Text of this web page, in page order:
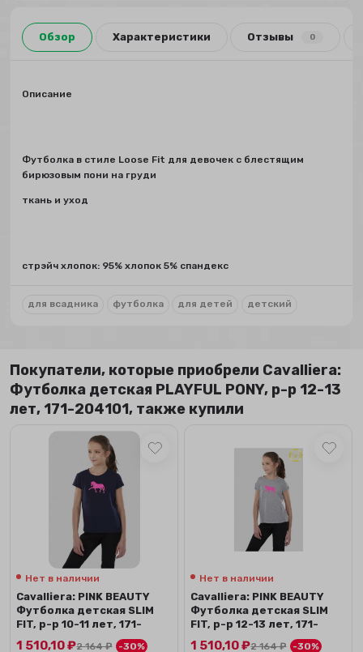
Обзор Характеристики Отзывы 0
Описание
Футболка в стиле Loose Fit для девочек с блестящим
бирюзовым пони на груди
ткань и уход
стрэйч хлопок: 95% хлопок 5% спандекс
для всадника футболка для детей детский
Покупатели, которые приобрели Сavalliera:
Футболка детская PLAYFUL PONY, р-р 12-13
лет, 171-204101, также купили
Нет в наличии
Сavalliera: PINK BEAUTY
Футболка детская SLIM
FIT, р-р 10-11 лет, 171-
1 510,10₽2 164₽ -30%
Нет в наличии
Сavalliera: PINK BEAUTY
Футболка детская SLIM
FIT, р-р 12-13 лет, 171-
1 510,10₽2 164₽ -30%